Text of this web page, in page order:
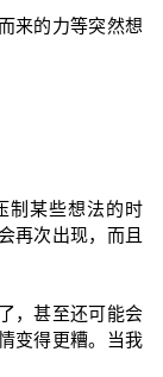
来的力等突然想
制某些想法的时
再次出现，而且
，甚至还可能会
变得更糟。当我